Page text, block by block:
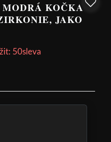
MODRÁ KOČKA
JAKO
50sleva